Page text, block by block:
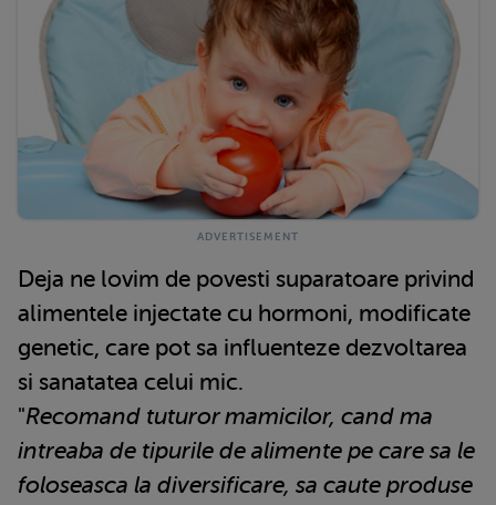
Deja ne lovim de povesti suparatoare privind
alimentele injectate cu hormoni, modificate
genetic, care pot sa influenteze dezvoltarea
si sanatatea celui mic.
"Recomand tuturor mamicilor, cand ma
intreaba de tipurile de alimente pe care sa le
foloseasca la diversificare, sa caute produse